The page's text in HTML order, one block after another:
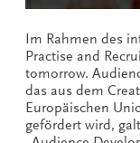
Im Rahmen des
Practise and
tomorrow.
das aus dem
Europäischen
gefördert wird,